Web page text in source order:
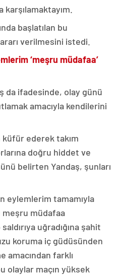
karşılamaktayım.
başlatılan bu
verilmesini istedi.
‘meşru müdafaa’
da ifadesinde, olay günü
amacıyla kendilerini
küfür ederek takım
doğru hiddet ve
belirten Yandaş, şunları
eylemlerim tamamıyla
müdafaa
uğradığına şahit
koruma iç güdüsünden
amacından farklı
olaylar maçın yüksek